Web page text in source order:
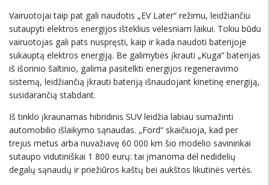
Vairuotojai taip pat gali naudotis „EV Later“ režimu, leidžiančiu
sutaupyti elektros energijos išteklius vėlesniam laikui. Tokiu būdu
vairuotojas gali pats nuspręsti, kaip ir kada naudoti baterijoje
sukauptą elektros energiją. Be galimybės įkrauti „Kuga“ baterijas
iš išorinio šaltinio, galima pasitelkti energijos regeneravimo
sistemą, leidžiančią įkrauti bateriją išnaudojant kinetinę energiją,
susidarančią stabdant.
Iš tinklo įkraunamas hibridinis SUV leidžia labiau sumažinti
automobilio išlaikymo sąnaudas. „Ford“ skaičiuoja, kad per
trejus metus arba nuvažiavę 60 000 km šio modelio savininkai
sutaupo vidutiniškai 1 800 eurų: tai įmanoma dėl nedidelių
degalų sąnaudų ir priežiūros kaštų bei aukštos likutinės vertės.